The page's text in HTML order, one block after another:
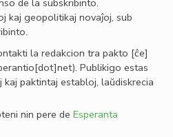
de la subskribinto.
kaj geopolitikaj novaĵoj, sub
la redakcion tra pakto [ĉe]
. Publikigo estas
paktintaj establoj, laŭdiskrecia
nin pere de Esperanta